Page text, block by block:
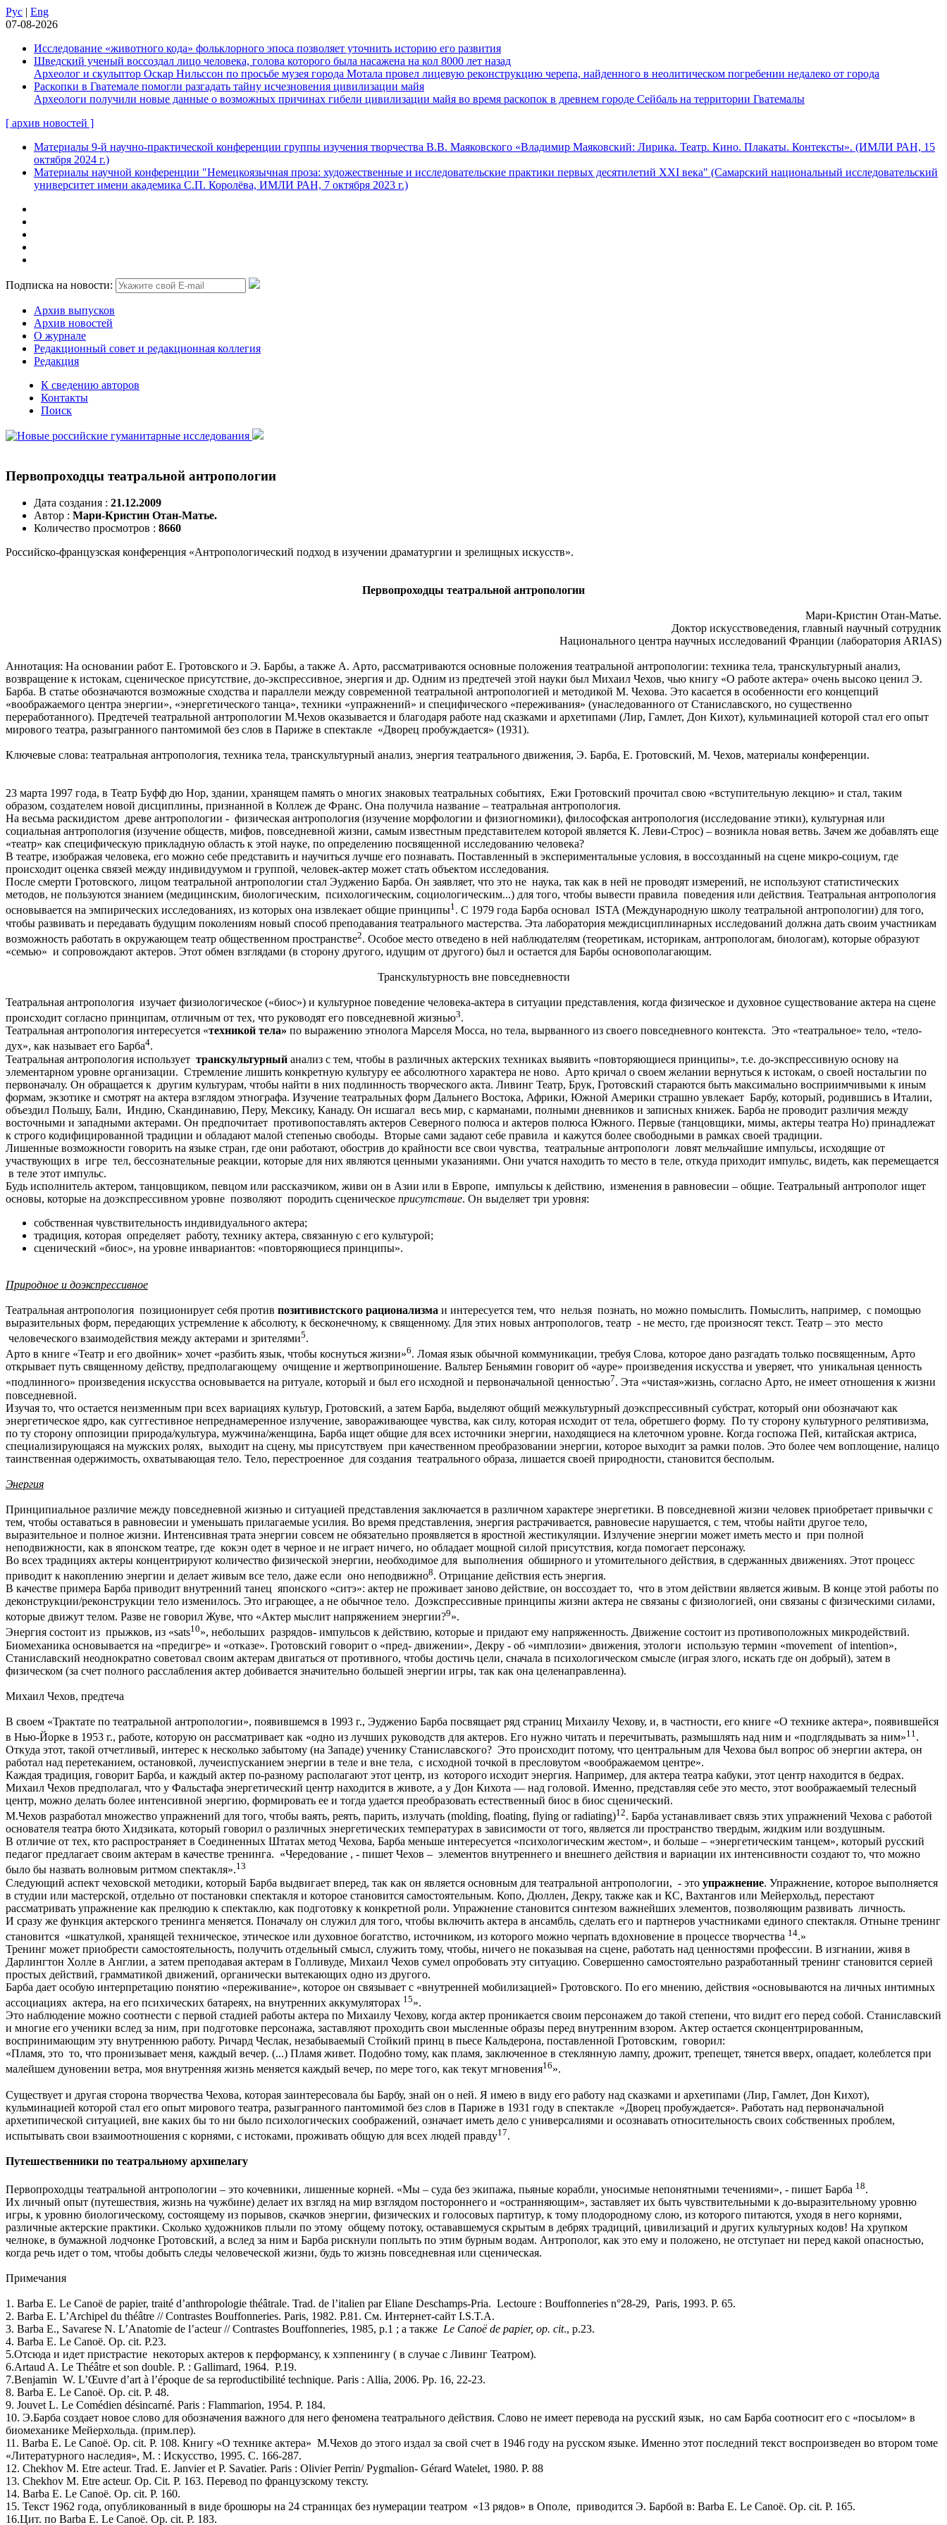
Рус | Eng
07-08-2026
Исследование «животного кода» фольклорного эпоса позволяет уточнить историю его развития
Шведский ученый воссоздал лицо человека, голова которого была насажена на кол 8000 лет назад
Археолог и скульптор Оскар Нильссон по просьбе музея города Мотала провел лицевую реконструкцию черепа, найденного в неолитическом погребении недалеко от города
Раскопки в Гватемале помогли разгадать тайну исчезновения цивилизации майя
Археологи получили новые данные о возможных причинах гибели цивилизации майя во время раскопок в древнем городе Сейбаль на территории Гватемалы
[ архив новостей ]
Материалы 9-й научно-практической конференции группы изучения творчества В.В. Маяковского «Владимир Маяковский: Лирика. Театр. Кино. Плакаты. Контексты». (ИМЛИ РАН, 15
октября 2024 г.)
Материалы научной конференции "Немецкоязычная проза: художественные и исследовательские практики первых десятилетий XXI века" (Самарский национальный исследовательский
университет имени академика С.П. Королёва, ИМЛИ РАН, 7 октября 2023 г.)
Подписка на новости:
Архив выпусков
Архив новостей
О журнале
Редакционный совет и редакционная коллегия
Редакция
К сведению авторов
Контакты
Поиск
Первопроходцы театральной антропологии
Дата создания : 21.12.2009
Автор : Мари-Кристин Отан-Матье.
Количество просмотров : 8660
Российско-французская конференция «Антропологический подход в изучении драматургии и зрелищных искусств».
Первопроходцы театральной антропологии
Мари-Кристин Отан-Матье.
Доктор искусствоведения, главный научный сотрудник
Национального центра научных исследований Франции (лаборатория ARIAS)
Аннотация: На основании работ Е. Гротовского и Э. Барбы, а также А. Арто, рассматриваются основные положения театральной антропологии: техника тела, транскультурный анализ,
возвращение к истокам, сценическое присутствие, до-экспрессивное, энергия и др. Одним из предтечей этой науки был Михаил Чехов, чью книгу «О работе актера» очень высоко ценил Э.
Барба. В статье обозначаются возможные сходства и параллели между современной театральной антропологией и методикой М. Чехова. Это касается в особенности его концепций
«воображаемого центра энергии», «энергетического танца», техники «упражнений» и специфического «переживания» (унаследованного от Станиславского, но существенно
переработанного). Предтечей театральной антропологии М.Чехов оказывается и благодаря работе над сказками и архетипами (Лир, Гамлет, Дон Кихот), кульминацией которой стал его опыт
мирового театра, разыгранного пантомимой без слов в Париже в спектакле «Дворец пробуждается» (1931).
Ключевые слова: театральная антропология, техника тела, транскультурный анализ, энергия театрального движения, Э. Барба, Е. Гротовский, М. Чехов, материалы конференции.
23 марта 1997 года, в Театр Буфф дю Нор, здании, хранящем память о многих знаковых театральных событиях, Ежи Гротовский прочитал свою «вступительную лекцию» и стал, таким
образом, создателем новой дисциплины, признанной в Коллеж де Франс. Она получила название – театральная антропология.
На весьма раскидистом древе антропологии - физическая антропология (изучение морфологии и физиогномики), философская антропология (исследование этики), культурная или
социальная антропология (изучение обществ, мифов, повседневной жизни, самым известным представителем которой является К. Леви-Строс) – возникла новая ветвь. Зачем же добавлять еще
«театр» как специфическую прикладную область к этой науке, по определению посвященной исследованию человека?
В театре, изображая человека, его можно себе представить и научиться лучше его познавать. Поставленный в экспериментальные условия, в воссозданный на сцене микро-социум, где
происходит оценка связей между индивидуумом и группой, человек-актер может стать объектом исследования.
После смерти Гротовского, лицом театральной антропологии стал Эудженио Барба. Он заявляет, что это не наука, так как в ней не проводят измерений, не используют статистических
методов, не пользуются знанием (медицинским, биологическим, психологическим, социологическим...) для того, чтобы вывести правила поведения или действия. Театральная антропология
основывается на эмпирических исследованиях, из которых она извлекает общие принципы1. С 1979 года Барба основал ISTA (Международную школу театральной антропологии) для того,
чтобы развивать и передавать будущим поколениям новый способ преподавания театрального мастерства. Эта лаборатория междисциплинарных исследований должна дать своим участникам
возможность работать в окружающем театр общественном пространстве2. Особое место отведено в ней наблюдателям (теоретикам, историкам, антропологам, биологам), которые образуют
«семью» и сопровождают актеров. Этот обмен взглядами (в сторону другого, идущим от другого) был и остается для Барбы основополагающим.
Транскультурность вне повседневности
Театральная антропология изучает физиологическое («биос») и культурное поведение человека-актера в ситуации представления, когда физическое и духовное существование актера на сцене
происходит согласно принципам, отличным от тех, что руководят его повседневной жизнью3.
Театральная антропология интересуется «техникой тела» по выражению этнолога Марселя Мосса, но тела, вырванного из своего повседневного контекста. Это «театральное» тело, «тело-
дух», как называет его Барба4.
Театральная антропология использует транскультурный анализ с тем, чтобы в различных актерских техниках выявить «повторяющиеся принципы», т.е. до-экспрессивную основу на
элементарном уровне организации. Стремление лишить конкретную культуру ее абсолютного характера не ново. Арто кричал о своем желании вернуться к истокам, о своей ностальгии по
первоначалу. Он обращается к другим культурам, чтобы найти в них подлинность творческого акта. Ливинг Театр, Брук, Гротовский стараются быть максимально восприимчивыми к иным
формам, экзотике и смотрят на актера взглядом этнографа. Изучение театральных форм Дальнего Востока, Африки, Южной Америки страшно увлекает Барбу, который, родившись в Италии,
объездил Польшу, Бали, Индию, Скандинавию, Перу, Мексику, Канаду. Он исшагал весь мир, с карманами, полными дневников и записных книжек. Барба не проводит различия между
восточными и западными актерами. Он предпочитает противопоставлять актеров Северного полюса и актеров полюса Южного. Первые (танцовщики, мимы, актеры театра Но) принадлежат
к строго кодифицированной традиции и обладают малой степенью свободы. Вторые сами задают себе правила и кажутся более свободными в рамках своей традиции.
Лишенные возможности говорить на языке стран, где они работают, обострив до крайности все свои чувства, театральные антропологи ловят мельчайшие импульсы, исходящие от
участвующих в игре тел, бессознательные реакции, которые для них являются ценными указаниями. Они учатся находить то место в теле, откуда приходит импульс, видеть, как перемещается
в теле этот импульс.
Будь исполнитель актером, танцовщиком, певцом или рассказчиком, живи он в Азии или в Европе, импульсы к действию, изменения в равновесии – общие. Театральный антрополог ищет
основы, которые на доэкспрессивном уровне позволяют породить сценическое присутствие. Он выделяет три уровня:
собственная чувствительность индивидуального актера;
традиция, которая определяет работу, технику актера, связанную с его культурой;
сценический «биос», на уровне инвариантов: «повторяющиеся принципы».
Природное и доэкспрессивное
Театральная антропология позиционирует себя против позитивистского рационализма и интересуется тем, что нельзя познать, но можно помыслить. Помыслить, например, с помощью
выразительных форм, передающих устремление к абсолюту, к бесконечному, к священному. Для этих новых антропологов, театр - не место, где произносят текст. Театр – это место
человеческого взаимодействия между актерами и зрителями5.
Арто в книге «Театр и его двойник» хочет «разбить язык, чтобы коснуться жизни»6. Ломая язык обычной коммуникации, требуя Слова, которое дано разгадать только посвященным, Арто
открывает путь священному действу, предполагающему очищение и жертвоприношение. Вальтер Беньямин говорит об «ауре» произведения искусства и уверяет, что уникальная ценность
«подлинного» произведения искусства основывается на ритуале, который и был его исходной и первоначальной ценностью7. Эта «чистая»жизнь, согласно Арто, не имеет отношения к жизни
повседневной.
Изучая то, что остается неизменным при всех вариациях культур, Гротовский, а затем Барба, выделяют общий межкультурный доэкспрессивный субстрат, который они обозначают как
энергетическое ядро, как суггестивное непреднамеренное излучение, завораживающее чувства, как силу, которая исходит от тела, обретшего форму. По ту сторону культурного релятивизма,
по ту сторону оппозиции природа/культура, мужчина/женщина, Барба ищет общие для всех источники энергии, находящиеся на клеточном уровне. Когда госпожа Пей, китайская актриса,
специализирующаяся на мужских ролях, выходит на сцену, мы присутствуем при качественном преобразовании энергии, которое выходит за рамки полов. Это более чем воплощение, налицо
таинственная одержимость, охватывающая тело. Тело, перестроенное для создания театрального образа, лишается своей природности, становится бесполым.
Энергия
Принципиальное различие между повседневной жизнью и ситуацией представления заключается в различном характере энергетики. В повседневной жизни человек приобретает привычки с
тем, чтобы оставаться в равновесии и уменьшать прилагаемые усилия. Во время представления, энергия растрачивается, равновесие нарушается, с тем, чтобы найти другое тело,
выразительное и полное жизни. Интенсивная трата энергии совсем не обязательно проявляется в яростной жестикуляции. Излучение энергии может иметь место и при полной
неподвижности, как в японском театре, где кокэн одет в черное и не играет ничего, но обладает мощной силой присутствия, когда помогает персонажу.
Во всех традициях актеры концентрируют количество физической энергии, необходимое для выполнения обширного и утомительного действия, в сдержанных движениях. Этот процесс
приводит к накоплению энергии и делает живым все тело, даже если оно неподвижно8. Отрицание действия есть энергия.
В качестве примера Барба приводит внутренний танец японского «ситэ»: актер не проживает заново действие, он воссоздает то, что в этом действии является живым. В конце этой работы по
деконструкции/реконструкции тело изменилось. Это играющее, а не обычное тело. Доэкспрессивные принципы жизни актера не связаны с физиологией, они связаны с физическими силами,
которые движут телом. Разве не говорил Жуве, что «Актер мыслит напряжением энергии?9».
Энергия состоит из прыжков, из «sats10», небольших разрядов- импульсов к действию, которые и придают ему напряженность. Движение состоит из противоположных микродействий.
Биомеханика основывается на «предигре» и «отказе». Гротовский говорит о «пред- движении», Декру - об «имплозии» движения, этологи использую термин «movement of intention»,
Станиславский неоднократно советовал своим актерам двигаться от противного, чтобы достичь цели, сначала в психологическом смысле (играя злого, искать где он добрый), затем в
физическом (за счет полного расслабления актер добивается значительно большей энергии игры, так как она целенаправленна).
Михаил Чехов, предтеча
В своем «Трактате по театральной антропологии», появившемся в 1993 г., Эудженио Барба посвящает ряд страниц Михаилу Чехову, и, в частности, его книге «О технике актера», появившейся
в Нью-Йорке в 1953 г., работе, которую он рассматривает как «одно из лучших руководств для актеров. Его нужно читать и перечитывать, размышлять над ним и «подглядывать за ним»11 .
Откуда этот, такой отчетливый, интерес к несколько забытому (на Западе) ученику Станиславского? Это происходит потому, что центральным для Чехова был вопрос об энергии актера, он
работал над перетеканием, остановкой, лучеиспусканием энергии в теле и вне тела, с исходной точкой в пресловутом «воображаемом центре».
Каждая традиция, говорит Барба, и каждый актер по-разному располагают этот центр, из которого исходит энергия. Например, для актера театра кабуки, этот центр находится в бедрах.
Михаил Чехов предполагал, что у Фальстафа энергетический центр находится в животе, а у Дон Кихота — над головой. Именно, представляя себе это место, этот воображаемый телесный
центр, можно делать более интенсивной энергию, формировать ее и тогда удается преобразовать естественный биос в биос сценический.
М.Чехов разработал множество упражнений для того, чтобы ваять, реять, парить, излучать (molding, floating, flying or radiating)12. Барба устанавливает связь этих упражнений Чехова с работой
основателя театра бюто Хидзиката, который говорил о различных энергетических температурах в зависимости от того, является ли пространство твердым, жидким или воздушным.
В отличие от тех, кто распространяет в Соединенных Штатах метод Чехова, Барба меньше интересуется «психологическим жестом», и больше – «энергетическим танцем», который русский
педагог предлагает своим актерам в качестве тренинга. «Чередование , - пишет Чехов – элементов внутреннего и внешнего действия и вариации их интенсивности создают то, что можно
было бы назвать волновым ритмом спектакля».13
Следующий аспект чеховской методики, который Барба выдвигает вперед, так как он является основным для театральной антропологии, - это упражнение. Упражнение, которое выполняется
в студии или мастерской, отдельно от постановки спектакля и которое становится самостоятельным. Копо, Дюллен, Декру, также как и КС, Вахтангов или Мейерхольд, перестают
рассматривать упражнение как прелюдию к спектаклю, как подготовку к конкретной роли. Упражнение становится синтезом важнейших элементов, позволяющим развивать личность.
И сразу же функция актерского тренинга меняется. Поначалу он служил для того, чтобы включить актера в ансамбль, сделать его и партнеров участниками единого спектакля. Отныне тренинг
становится «шкатулкой, хранящей техническое, этическое или духовное богатство, источником, из которого можно черпать вдохновение в процессе творчества 14.»
Тренинг может приобрести самостоятельность, получить отдельный смысл, служить тому, чтобы, ничего не показывая на сцене, работать над ценностями профессии. В изгнании, живя в
Дарлингтон Холле в Англии, а затем преподавая актерам в Голливуде, Михаил Чехов сумел опробовать эту ситуацию. Совершенно самостоятельно разработанный тренинг становится серией
простых действий, грамматикой движений, органически вытекающих одно из другого.
Барба дает особую интерпретацию понятию «переживание», которое он связывает с «внутренней мобилизацией» Гротовского. По его мнению, действия «основываются на личных интимных
ассоциациях актера, на его психических батареях, на внутренних аккумуляторах 15».
Это наблюдение можно соотнести с первой стадией работы актера по Михаилу Чехову, когда актер проникается своим персонажем до такой степени, что видит его перед собой. Станиславский
и многие его ученики вслед за ним, при подготовке персонажа, заставляют проходить свои мысленные образы перед внутренним взором. Актер остается сконцентрированным,
воспринимающим эту внутреннюю работу. Ричард Чеслак, незабываемый Стойкий принц в пьесе Кальдерона, поставленной Гротовским, говорил:
«Пламя, это то, что пронизывает меня, каждый вечер. (...) Пламя живет. Подобно тому, как пламя, заключенное в стеклянную лампу, дрожит, трепещет, тянется вверх, опадает, колеблется при
малейшем дуновении ветра, моя внутренняя жизнь меняется каждый вечер, по мере того, как текут мгновения16».
Существует и другая сторона творчества Чехова, которая заинтересовала бы Барбу, знай он о ней. Я имею в виду его работу над сказками и архетипами (Лир, Гамлет, Дон Кихот),
кульминацией которой стал его опыт мирового театра, разыгранного пантомимой без слов в Париже в 1931 году в спектакле «Дворец пробуждается». Работать над первоначальной
архетипической ситуацией, вне каких бы то ни было психологических соображений, означает иметь дело с универсалиями и осознавать относительность своих собственных проблем,
испытывать свои взаимоотношения с корнями, с истоками, проживать общую для всех людей правду17.
Путешественники по театральному архипелагу
Первопроходцы театральной антропологии – это кочевники, лишенные корней. «Мы – суда без экипажа, пьяные корабли, уносимые непонятными течениями», - пишет Барба 18.
Их личный опыт (путешествия, жизнь на чужбине) делает их взгляд на мир взглядом постороннего и «остранняющим», заставляет их быть чувствительными к до-выразительному уровню
игры, к уровню биологическому, состоящему из порывов, скачков энергии, физических и голосовых партитур, к тому плодородному слою, из которого питаются, уходя в него корнями,
различные актерские практики. Сколько художников плыли по этому общему потоку, остававшемуся скрытым в дебрях традиций, цивилизаций и других культурных кодов! На хрупком
челноке, в бумажной лодчонке Гротовский, а вслед за ним и Барба рискнули поплыть по этим бурным водам. Антрополог, как это ему и положено, не отступает ни перед какой опасностью,
когда речь идет о том, чтобы добыть следы человеческой жизни, будь то жизнь повседневная или сценическая.
Примечания
1. Barba E. Le Canoë de papier, traité d’anthropologie théâtrale. Trad. de l’italien par Eliane Deschamps-Pria. Lectoure : Bouffonneries n°28-29, Paris, 1993. P. 65.
2. Barba E. L’Archipel du théâtre // Contrastes Bouffonneries. Paris, 1982. P.81. См. Интернет-сайт I.S.T.A.
3. Barba E., Savarese N. L’Anatomie de l’acteur // Contrastes Bouffonneries, 1985, p.1 ; а также Le Canoë de papier, op. cit., p.23.
4. Barba Е. Le Canoë. Op. cit. P.23.
5.Отсюда и идет пристрастие некоторых актеров к перформансу, к хэппенингу ( в случае с Ливинг Театром).
6.Artaud A. Le Théâtre et son double. P. : Gallimard, 1964. P.19.
7.Benjamin W. L’Œuvre d’art à l’époque de sa reproductibilité technique. Paris : Allia, 2006. Pp. 16, 22-23.
8. Barba Е. Le Canoë. Op. cit. P. 48.
9. Jouvet L. Le Comédien désincarné. Paris : Flammarion, 1954. P. 184.
10. Э.Барба создает новое слово для обозначения важного для него феномена театрального действия. Слово не имеет перевода на русский язык, но сам Барба соотносит его с «посылом» в
биомеханике Мейерхольда. (прим.пер).
11. Barba E. Le Canoë. Op. cit. P. 108. Книгу «О технике актера» М.Чехов до этого издал за свой счет в 1946 году на русском языке. Именно этот последний текст воспроизведен во втором томе
«Литературного наследия», М. : Искусство, 1995. C. 166-287.
12. Chekhov M. Etre acteur. Trad. E. Janvier et P. Savatier. Paris : Olivier Perrin/ Pygmalion- Gérard Watelet, 1980. P. 88
13. Chekhov M. Etre acteur. Op. Cit. P. 163. Перевод по французскому тексту.
14. Barba E. Le Canoë. Op. cit. P. 160.
15. Текст 1962 года, опубликованный в виде брошюры на 24 страницах без нумерации театром «13 рядов» в Ополе, приводится Э. Барбой в: Barba Е. Le Canoë. Op. cit. P. 165.
16.Цит. по Barba Е. Le Canoë. Op. cit. P. 183.